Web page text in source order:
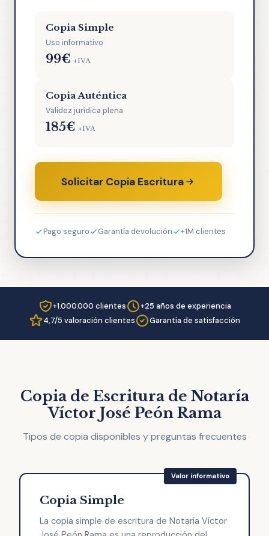
Copia Simple
Uso informativo
99€ +IVA
Copia Auténtica
Validez jurídica plena
185€ +IVA
Solicitar Copia Escritura
Pago seguro Garantía devolución +1M clientes
+1.000.000 clientes
+25 años de experiencia
4,7/5 valoración clientes
Garantía de satisfacción
Copia de Escritura de Notaría
Víctor José Peón Rama
Tipos de copia disponibles y preguntas frecuentes
Copia Simple
La copia simple de escritura de Notaría Víctor